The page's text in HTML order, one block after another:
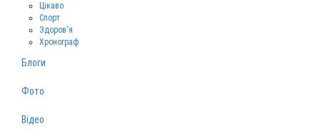
Цікаво
Спорт
Здоров‘я
Хронограф
Блоги
Фото
Відео